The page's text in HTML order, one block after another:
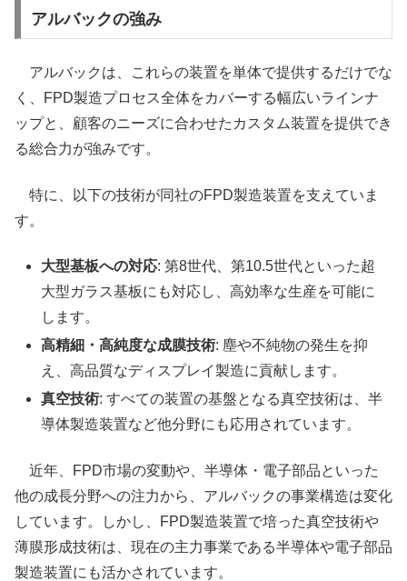
アルバックの強み
アルバックは、これらの装置を単体で提供するだけでな
く、FPD製造プロセス全体をカバーする幅広いラインナ
ップと、顧客のニーズに合わせたカスタム装置を提供でき
る総合力が強みです。
特に、以下の技術が同社のFPD製造装置を支えていま
す。
大型基板への対応: 第8世代、第10.5世代といった超
大型ガラス基板にも対応し、高効率な生産を可能に
します。
高精細・高純度な成膜技術: 塵や不純物の発生を抑
え、高品質なディスプレイ製造に貢献します。
真空技術: すべての装置の基盤となる真空技術は、半
導体製造装置など他分野にも応用されています。
近年、FPD市場の変動や、半導体・電子部品といった
他の成長分野への注力から、アルバックの事業構造は変化
しています。しかし、FPD製造装置で培った真空技術や
薄膜形成技術は、現在の主力事業である半導体や電子部品
製造装置にも活かされています。